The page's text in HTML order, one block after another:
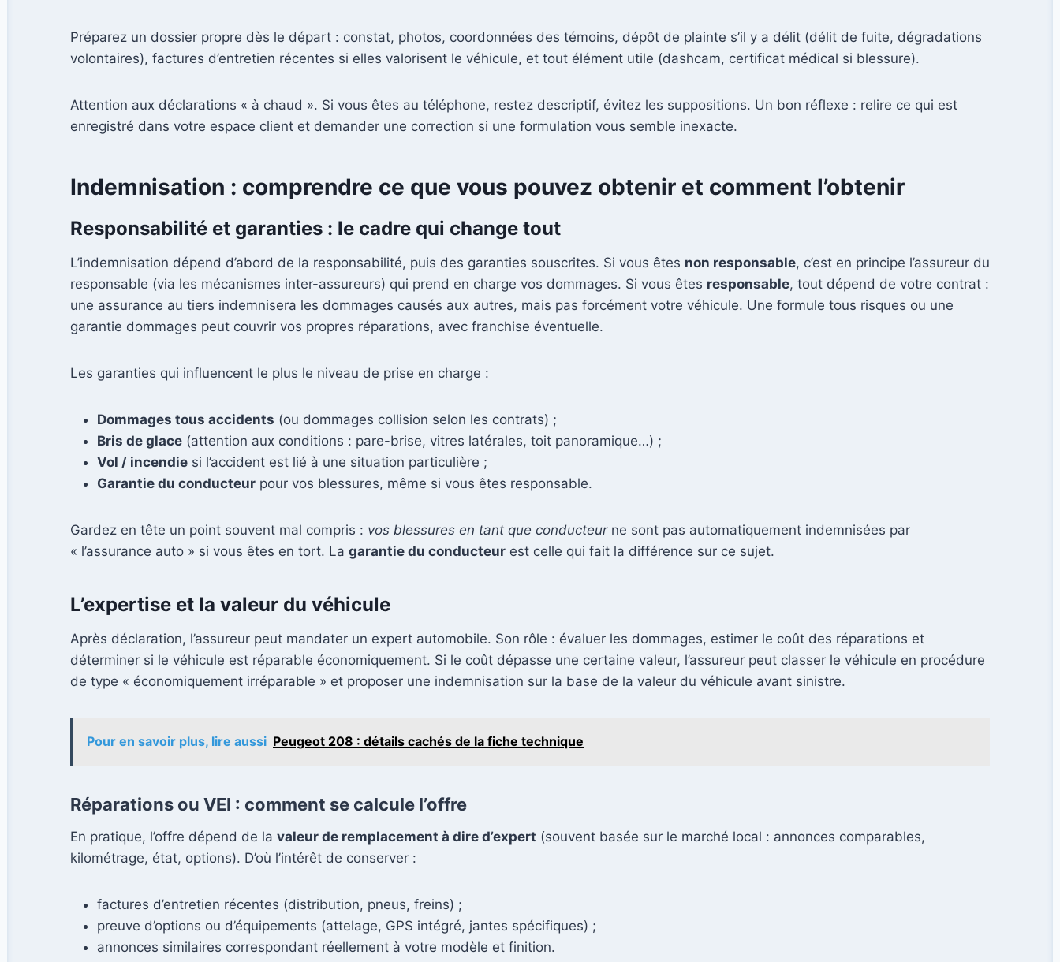
Préparez un dossier propre dès le départ : constat, photos, coordonnées des témoins, dépôt de plainte s’il y a délit (délit de fuite, dégradations
volontaires), factures d’entretien récentes si elles valorisent le véhicule, et tout élément utile (dashcam, certificat médical si blessure).
Attention aux déclarations « à chaud ». Si vous êtes au téléphone, restez descriptif, évitez les suppositions. Un bon réflexe : relire ce qui est
enregistré dans votre espace client et demander une correction si une formulation vous semble inexacte.
Indemnisation : comprendre ce que vous pouvez obtenir et comment l’obtenir
Responsabilité et garanties : le cadre qui change tout
L’indemnisation dépend d’abord de la responsabilité, puis des garanties souscrites. Si vous êtes non responsable, c’est en principe l’assureur du
responsable (via les mécanismes inter-assureurs) qui prend en charge vos dommages. Si vous êtes responsable, tout dépend de votre contrat :
une assurance au tiers indemnisera les dommages causés aux autres, mais pas forcément votre véhicule. Une formule tous risques ou une
garantie dommages peut couvrir vos propres réparations, avec franchise éventuelle.
Les garanties qui influencent le plus le niveau de prise en charge :
Dommages tous accidents (ou dommages collision selon les contrats) ;
Bris de glace (attention aux conditions : pare-brise, vitres latérales, toit panoramique…) ;
Vol / incendie si l’accident est lié à une situation particulière ;
Garantie du conducteur pour vos blessures, même si vous êtes responsable.
Gardez en tête un point souvent mal compris : vos blessures en tant que conducteurne sont pas automatiquement indemnisées par
« l’assurance auto » si vous êtes en tort. La garantie du conducteur est celle qui fait la différence sur ce sujet.
L’expertise et la valeur du véhicule
Après déclaration, l’assureur peut mandater un expert automobile. Son rôle : évaluer les dommages, estimer le coût des réparations et
déterminer si le véhicule est réparable économiquement. Si le coût dépasse une certaine valeur, l’assureur peut classer le véhicule en procédure
de type « économiquement irréparable » et proposer une indemnisation sur la base de la valeur du véhicule avant sinistre.
Pour en savoir plus, lire aussi Peugeot 208 : détails cachés de la fiche technique
Réparations ou VEI : comment se calcule l’offre
En pratique, l’offre dépend de la valeur de remplacement à dire d’expert (souvent basée sur le marché local : annonces comparables,
kilométrage, état, options). D’où l’intérêt de conserver :
factures d’entretien récentes (distribution, pneus, freins) ;
preuve d’options ou d’équipements (attelage, GPS intégré, jantes spécifiques) ;
annonces similaires correspondant réellement à votre modèle et finition.